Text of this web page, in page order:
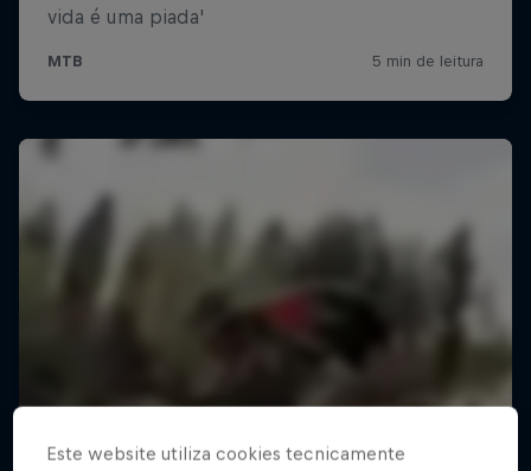
Este website utiliza cookies tecnicamente